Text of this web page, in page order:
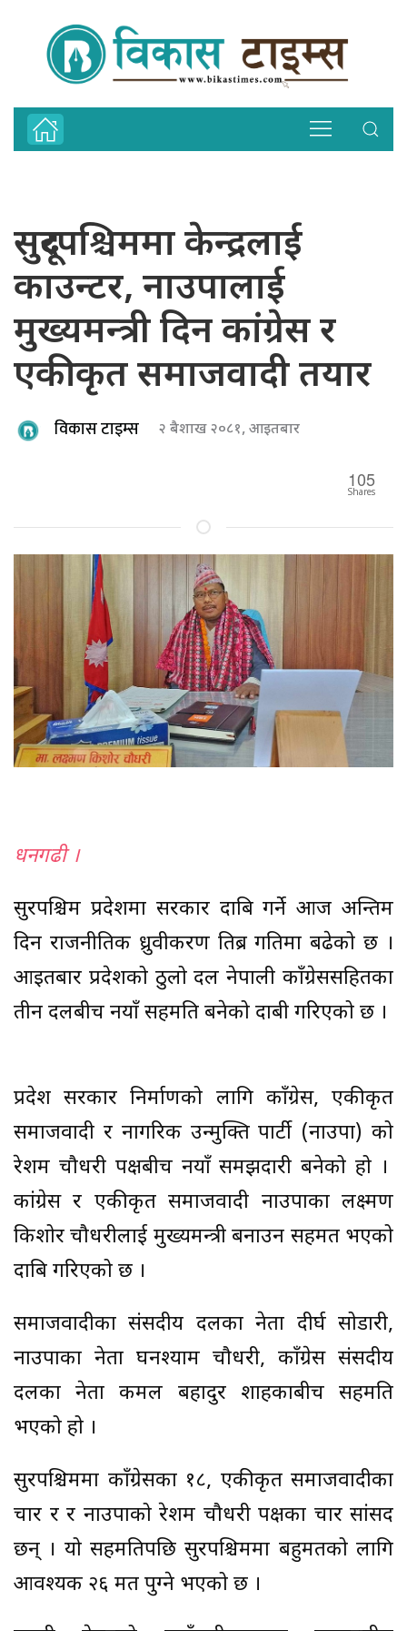
सुदूरपश्चिममा केन्द्रलाई
काउन्टर, नाउपालाई
मुख्यमन्त्री दिन कांग्रेस र
एकीकृत समाजवादी तयार
विकास टाइम्स २ बैशाख २०८१, आइतबार
105
Shares
धनगढी ।
सुदूरपश्चिम प्रदेशमा सरकार दाबि गर्ने आज अन्तिम
दिन राजनीतिक ध्रुवीकरण तिब्र गतिमा बढेको छ ।
आइतबार प्रदेशको ठुलो दल नेपाली काँग्रेससहितका
तीन दलबीच नयाँ सहमति बनेको दाबी गरिएको छ ।
प्रदेश सरकार निर्माणको लागि काँग्रेस, एकीकृत
समाजवादी र नागरिक उन्मुक्ति पार्टी (नाउपा) को
रेशम चौधरी पक्षबीच नयाँ समझदारी बनेको हो ।
कांग्रेस र एकीकृत समाजवादी नाउपाका लक्ष्मण
किशोर चौधरीलाई मुख्यमन्त्री बनाउन सहमत भएको
दाबि गरिएको छ ।
समाजवादीका संसदीय दलका नेता दीर्घ सोडारी,
नाउपाका नेता घनश्याम चौधरी, काँग्रेस संसदीय
दलका नेता कमल बहादुर शाहकाबीच सहमति
भएको हो ।
सुदूरपश्चिममा काँग्रेसका १८, एकीकृत समाजवादीका
चार र र नाउपाको रेशम चौधरी पक्षका चार सांसद
छन् । यो सहमतिपछि सुदूरपश्चिममा बहुमतको लागि
आवश्यक २६ मत पुग्ने भएको छ ।